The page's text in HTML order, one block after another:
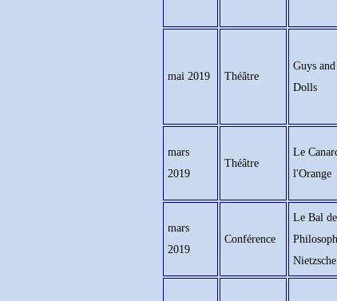
mai 2019 Théâtre
Guys and
Dolls
mars
2019
Théâtre
Le
l'Orange
mars
2019
Conférence
Le Bal
Nietzsche